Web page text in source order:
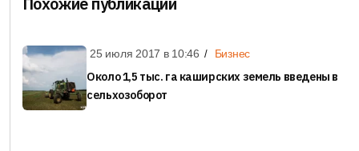
25 июля 2017 в 10:46 Бизнес
Около 1,5 тыс. га каширских земель введены в
сельхозоборот